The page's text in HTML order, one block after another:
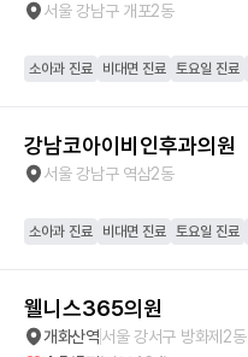
서울 강남구 개포2동
소아과 진료 비대면 진료 토요일 진료
강남코아이비인후과의원
서울 강남구 역삼2동
소아과 진료 비대면 진료 토요일 진료
웰니스365의원
개화산역서울 강서구 방화제2동